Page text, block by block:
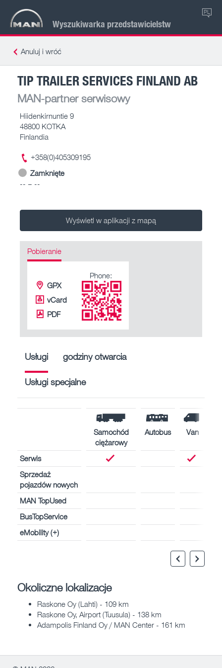
Wyszukiwarka przedstawicielstw
PL
Anuluj i wróć
TIP TRAILER SERVICES FINLAND AB
MAN-partner serwisowy
Hiidenkirnuntie 9
48800 KOTKA
Finlandia
+358(0)405309195
Zamknięte
-- – --
Wyświetl w aplikacji z mapą
Pobieranie
GPX
vCard
PDF
Phone:
Usługi godziny otwarcia
Usługi specjalne
Samochód
ciężarowy
Autobus Van
Serwis
Sprzedaż
pojazdów nowych
MAN TopUsed
BusTopService
eMobility (+)
Okoliczne lokalizacje
Raskone Oy (Lahti) - 109 km
Raskone Oy, Airport (Tuusula) - 138 km
Adampolis Finland Oy / MAN Center - 161 km